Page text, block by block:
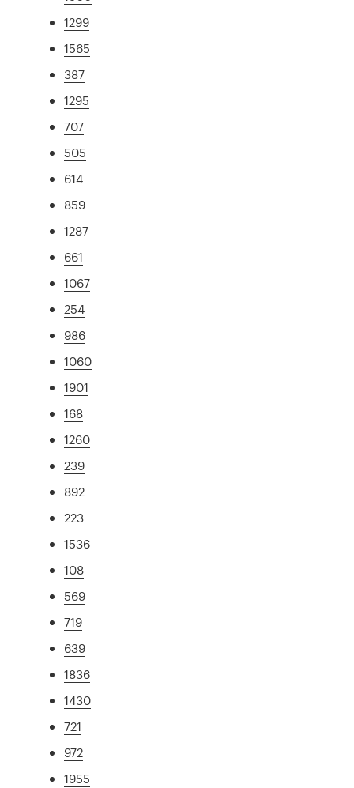
1299
1565
387
1295
707
505
614
859
1287
661
1067
254
986
1060
1901
168
1260
239
892
223
1536
108
569
719
639
1836
1430
721
972
1955